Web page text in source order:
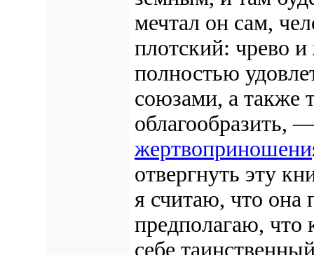
мечтал он сам,
плотский: чрево
полностью
союзами, а также
облагообразить,
жертвоприношени
отвергнуть эту
я считаю, что она
предполагаю, что
себе